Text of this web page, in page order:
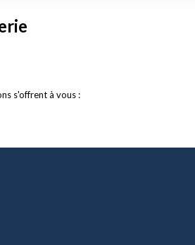
s'offrent à vous :